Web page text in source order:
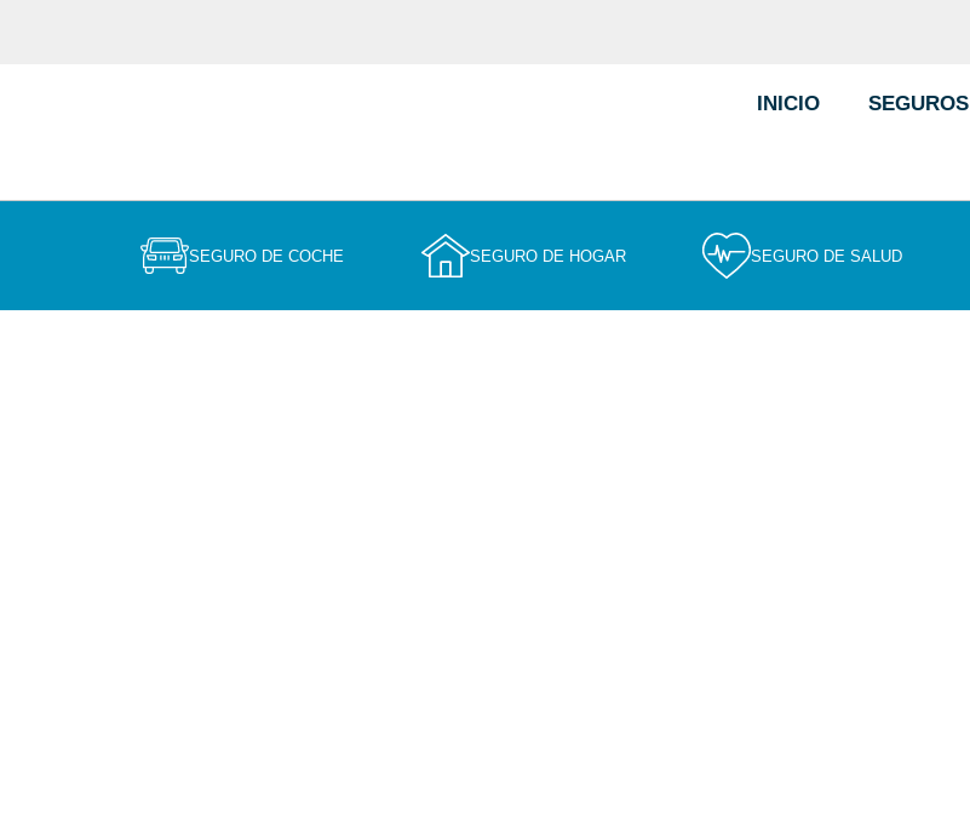
INICIO SEGUROS
SEGURO DE COCHE SEGURO DE HOGAR SEGURO DE SALUD